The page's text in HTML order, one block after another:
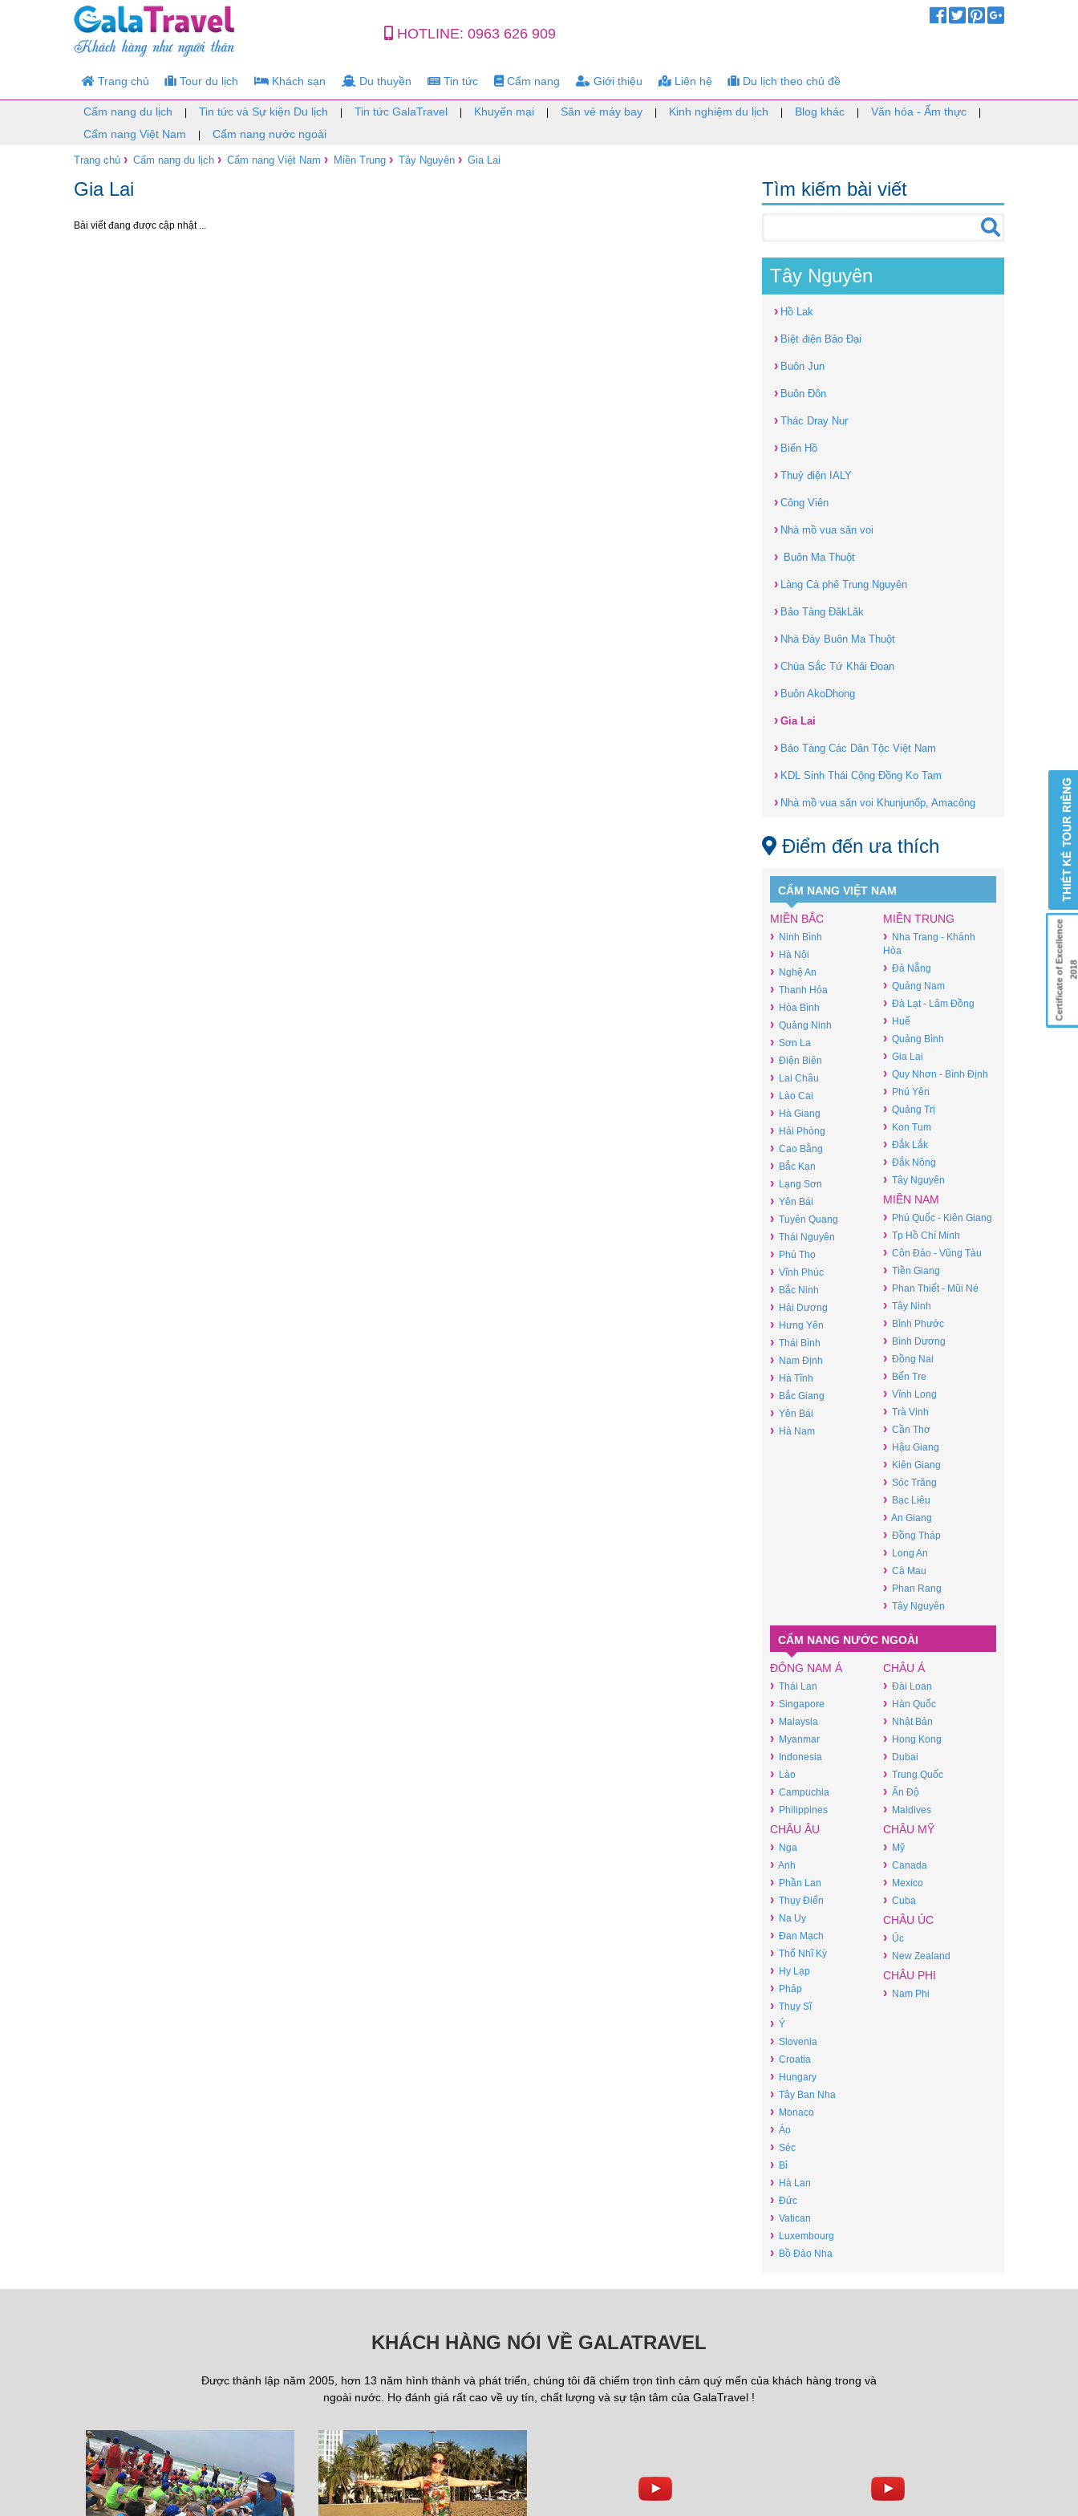
HOTLINE: 0963 626 909
Trang chủ Tour du lịch Khách sạn Du thuyền Tin tức Cẩm nang Giới thiệu Liên hệ Du lịch theo chủ đề
Cẩm nang du lịch Tin tức và Sự kiện Du lịch Tin tức GalaTravel Khuyến mại Săn vé máy bay Kinh nghiệm du lịch Blog khác Văn hóa - Ẩm thực
Cẩm nang Việt Nam Cẩm nang nước ngoài
Trang chủ › Cẩm nang du lịch › Cẩm nang Việt Nam › Miền Trung › Tây Nguyên › Gia Lai
Gia Lai
Bài viết đang được cập nhật ...
Tìm kiếm bài viết
Tây Nguyên
› Hồ Lak
› Biệt điện Bảo Đại
› Buôn Jun
› Buôn Đôn
› Thác Dray Nur
› Biển Hồ
› Thuỷ điện IALY
› Công Viên
› Nhà mồ vua săn voi
› Buôn Ma Thuột
› Làng Cà phê Trung Nguyên
› Bảo Tàng ĐăkLăk
› Nhà Đày Buôn Ma Thuột
› Chùa Sắc Tứ Khải Đoan
› Buôn AkoDhong
› Gia Lai
› Bảo Tàng Các Dân Tộc Việt Nam
› KDL Sinh Thái Cộng Đồng Ko Tam
› Nhà mồ vua săn voi Khunjunốp, Amacông
Điểm đến ưa thích
CẨM NANG VIỆT NAM
MIỀN BẮC
› Ninh Bình
› Hà Nội
› Nghệ An
› Thanh Hóa
› Hòa Bình
› Quảng Ninh
› Sơn La
› Điện Biên
› Lai Châu
› Lào Cai
› Hà Giang
› Hải Phòng
› Cao Bằng
› Bắc Kạn
› Lạng Sơn
› Yên Bái
› Tuyên Quang
› Thái Nguyên
› Phú Thọ
› Vĩnh Phúc
› Bắc Ninh
› Hải Dương
› Hưng Yên
› Thái Bình
› Nam Định
› Hà Tĩnh
› Bắc Giang
› Yên Bái
› Hà Nam
MIỀN TRUNG
› Nha Trang - Khánh
Hòa
› Đà Nẵng
› Quảng Nam
› Đà Lạt - Lâm Đồng
› Huế
› Quảng Bình
› Gia Lai
› Quy Nhơn - Bình Định
› Phú Yên
› Quảng Trị
› Kon Tum
› Đắk Lắk
› Đắk Nông
› Tây Nguyên
MIỀN NAM
› Phú Quốc - Kiên Giang
› Tp Hồ Chí Minh
› Côn Đảo - Vũng Tàu
› Tiền Giang
› Phan Thiết - Mũi Né
› Tây Ninh
› Bình Phước
› Bình Dương
› Đồng Nai
› Bến Tre
› Vĩnh Long
› Trà Vinh
› Cần Thơ
› Hậu Giang
› Kiên Giang
› Sóc Trăng
› Bạc Liêu
› An Giang
› Đồng Tháp
› Long An
› Cà Mau
› Phan Rang
› Tây Nguyên
CẨM NANG NƯỚC NGOÀI
ĐÔNG NAM Á
› Thái Lan
› Singapore
› Malaysia
› Myanmar
› Indonesia
› Lào
› Campuchia
› Philippines
CHÂU Á
› Đài Loan
› Hàn Quốc
› Nhật Bản
› Hong Kong
› Dubai
› Trung Quốc
› Ấn Độ
› Maldives
CHÂU ÂU
› Nga
› Anh
› Phần Lan
› Thụy Điển
› Na Uy
› Đan Mạch
› Thổ Nhĩ Kỳ
› Hy Lạp
› Pháp
› Thụy Sĩ
› Ý
› Slovenia
› Croatia
› Hungary
› Tây Ban Nha
› Monaco
› Áo
› Séc
› Bỉ
› Hà Lan
› Đức
› Vatican
› Luxembourg
› Bồ Đào Nha
CHÂU MỸ
› Mỹ
› Canada
› Mexico
› Cuba
CHÂU ÚC
› Úc
› New Zealand
CHÂU PHI
› Nam Phi
KHÁCH HÀNG NÓI VỀ GALATRAVEL
Được thành lập năm 2005, hơn 13 năm hình thành và phát triển, chúng tôi đã chiếm trọn tình cảm quý mến của khách hàng trong và
ngoài nước. Họ đánh giá rất cao về uy tín, chất lượng và sự tận tâm của GalaTravel !
Certificate of Excellence 2018